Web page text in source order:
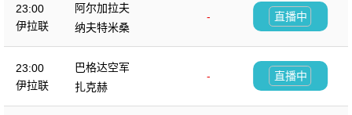
23:00
伊拉联
阿尔加拉夫
-
纳夫特米桑
直播中
23:00
伊拉联
巴格达空军
-
扎克赫
直播中